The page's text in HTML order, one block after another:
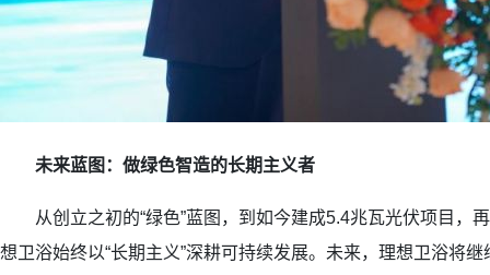
未来蓝图：做绿色智造的长期主义者
从创立之初的“绿色”蓝图，到如今建成5.4兆瓦光伏项目，
想卫浴始终以“长期主义”深耕可持续发展。未来，理想卫浴将